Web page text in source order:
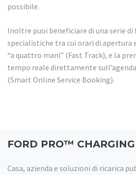
possibile.
Inoltre puoi beneficiare di una serie
specialistiche tra cui orari di apertura
“a quattro mani” (Fast Track), e la
tempo reale direttamente
(Smart Online Service Booking).
FORD PRO™ CHARGING
Casa, azienda e soluzioni di ricarica